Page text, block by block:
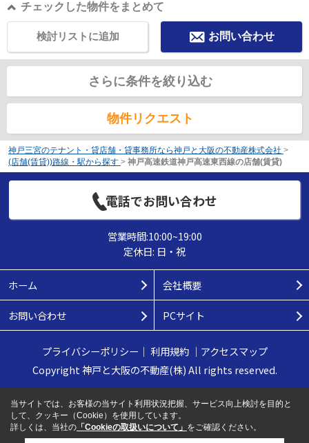
チェックした物件をまとめて
お問い合わせ
検討リストに追加
さらに条件を絞り込む
物件リクエスト
神戸三宮のテナント・貸店舗・貸事務所なら神戸と大阪の不動産株式会社 >
(店舗(賃貸))路線・駅から探す > 神戸高速鉄道神戸高速東西線の店舗(賃貸)
電話でお問い合わせ
営業時間:10:00~19:00
定休日: 日・祝
ホーム 会社概要
お問い合わせ PCサイト
プライバシーポリシー ｜ 利用規約｜ アクセスマップ
Copyright 神戸と大阪の不動産(株) All rights reserved.
当サイトでは、お客様の当サイト利用状況把握、サービス向上検討を目的と
して、クッキー（Cookie）を使用しています。
詳しくは、当社の 「Cookieの取扱いについて」 をご確認ください。